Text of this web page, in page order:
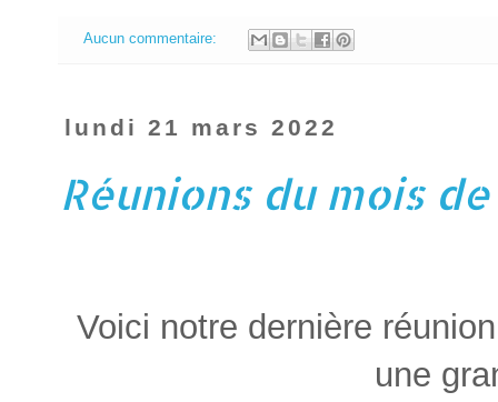
Aucun commentaire:
lundi 21 mars 2022
Réunions du mois
Voici notre dernière
une